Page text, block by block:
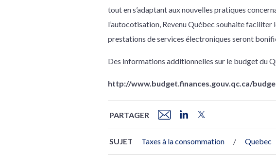
tout en s’adaptant aux nouvelles pratiques
l’autocotisation, Revenu Québec souhaite faciliter
prestations de services électroniques seront
Des informations additionnelles sur le budget du
http://www.budget.finances.gouv.qc.ca/
PARTAGER
SUJET Taxes à la consommation Quebec